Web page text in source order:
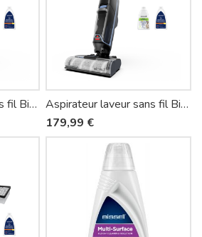
Aspirateur laveur sans fil Bissell CrossWave HydroScrub Select 4284N
Aspirateur laveur sans fil Bissell CrossWave Edge Cordless Select 4328N
179,99 €